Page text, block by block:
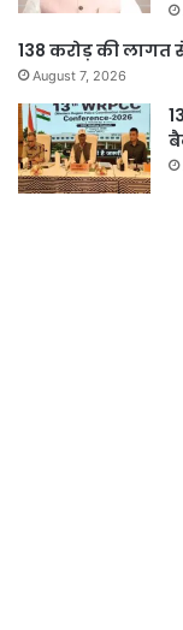
138 करोड़ की लागत
August 7, 2026